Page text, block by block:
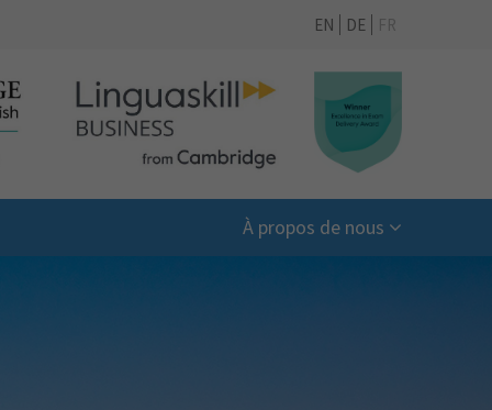
EN DE FR
À propos de nous